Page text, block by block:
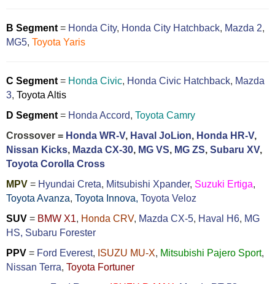
B Segment = Honda City, Honda City Hatchback, Mazda 2,
MG5, Toyota Yaris
C Segment = Honda Civic, Honda Civic Hatchback, Mazda
3, Toyota Altis
D Segment = Honda Accord, Toyota Camry
Crossover = Honda WR-V, Haval JoLion, Honda HR-V,
Nissan Kicks, Mazda CX-30, MG VS, MG ZS, Subaru XV,
Toyota Corolla Cross
MPV = Hyundai Creta, Mitsubishi Xpander, Suzuki Ertiga,
Toyota Avanza, Toyota Innova, Toyota Veloz
SUV = BMW X1, Honda CRV, Mazda CX-5, Haval H6, MG
HS, Subaru Forester
PPV = Ford Everest, ISUZU MU-X, Mitsubishi Pajero Sport,
Nissan Terra, Toyota Fortuner